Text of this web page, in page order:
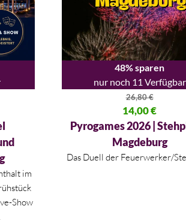
€
im
Show
48% sparen
nur noch 11 Verfügbar
26,80€
Ursprünglicher Preis war:
14,00€
Aktueller Preis ist: 14,00 €.
Pyrogames 2026 |
Magdeburg
Das Duell der Feuerwerker/